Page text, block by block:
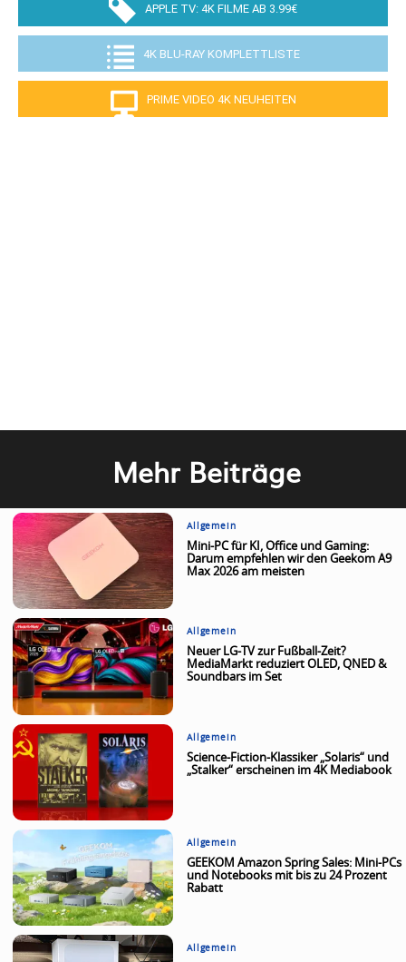
APPLE TV: 4K FILME AB 3.99€
4K BLU-RAY KOMPLETTLISTE
PRIME VIDEO 4K NEUHEITEN
Mehr Beiträge
Allgemein
Mini-PC für KI, Office und Gaming:
Darum empfehlen wir den Geekom A9
Max 2026 am meisten
Allgemein
Neuer LG-TV zur Fußball-Zeit?
MediaMarkt reduziert OLED, QNED &
Soundbars im Set
Allgemein
Science-Fiction-Klassiker „Solaris“ und
„Stalker“ erscheinen im 4K Mediabook
Allgemein
GEEKOM Amazon Spring Sales: Mini-PCs
und Notebooks mit bis zu 24 Prozent
Rabatt
Allgemein